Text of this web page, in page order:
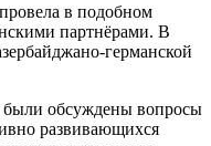
в подобном
партнёрами. В
германской
были обсуждены вопросы
развивающихся